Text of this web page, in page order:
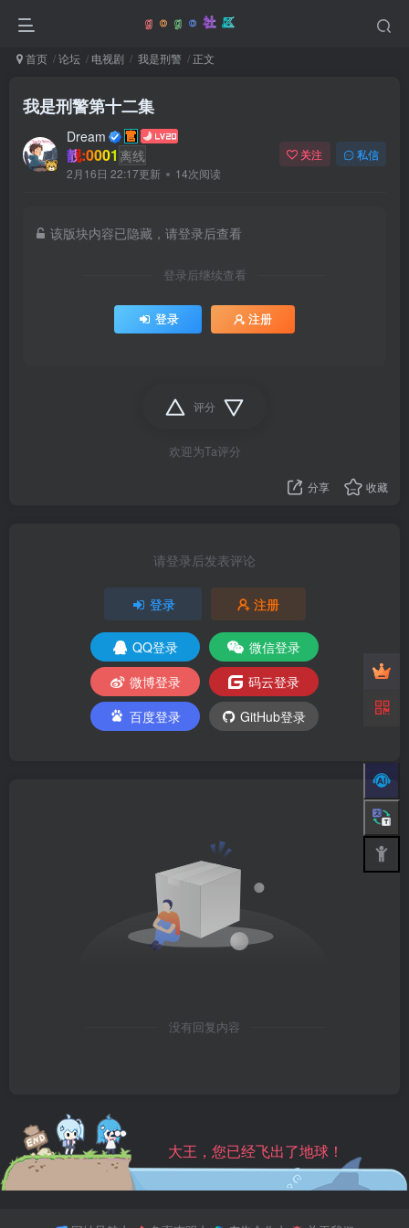
首页 论坛 电视剧 我是刑警 正文
我是刑警第十二集
Dream
靓:0001 离线
2月16日 22:17更新 14次阅读
关注 私信
该版块内容已隐藏，请登录后查看
登录后继续查看
登录 注册
评分
欢迎为Ta评分
分享 收藏
请登录后发表评论
登录 注册
QQ登录
微信登录
微博登录
码云登录
百度登录
GitHub登录
没有回复内容
大王，您已经飞出了地球！